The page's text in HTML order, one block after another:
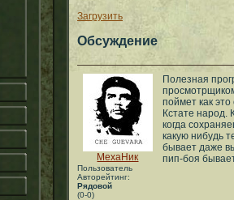
Загрузить
Обсуждение
МехаНик
Пользователь
Авторейтинг:
Рядовой
(0-0)
Полезная
поймет как это
Кстате народ.
когда
какую нибудь
бывает даже
пип-боя